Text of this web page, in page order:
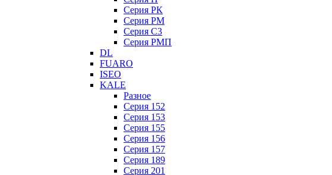
Серия РК
Серия РМ
Серия С3
Серия РМП
DL
FUARO
ISEO
KALE
Разное
Серия 152
Серия 153
Серия 155
Серия 156
Серия 157
Серия 189
Серия 201